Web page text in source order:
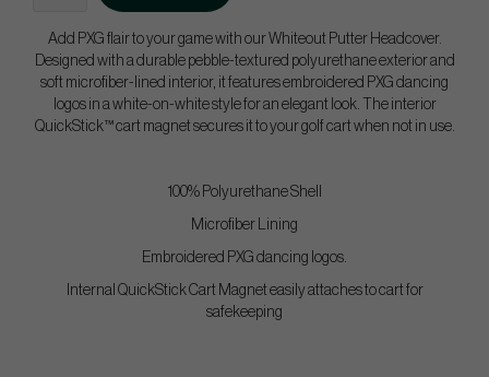
Add PXG flair to your game with our Whiteout Putter Headcover.
Designed with a durable pebble-textured polyurethane exterior and
soft microfiber-lined interior, it features embroidered PXG dancing
logos in a white-on-white style for an elegant look. The interior
QuickStick™ cart magnet secures it to your golf cart when not in use.
100% Polyurethane Shell
Microfiber Lining
Embroidered PXG dancing logos.
Internal QuickStick Cart Magnet easily attaches to cart for
safekeeping